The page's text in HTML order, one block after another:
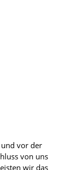
und vor der
von uns
wir das